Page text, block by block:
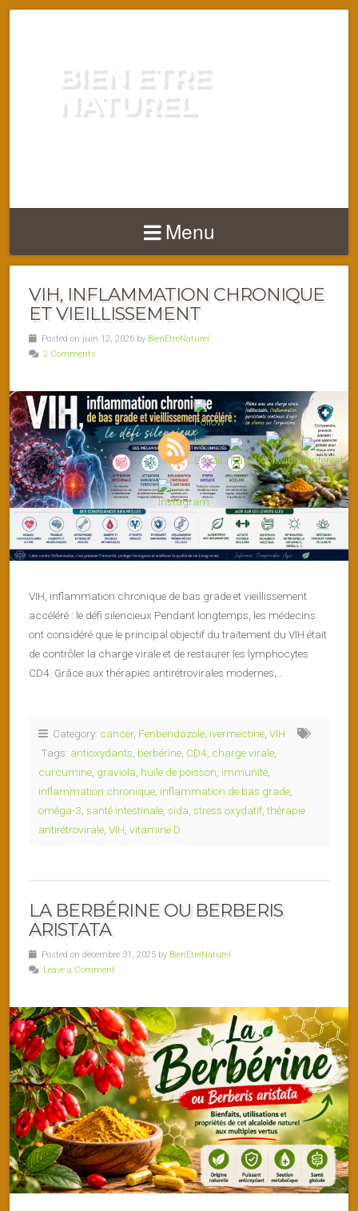
BIEN ETRE
NATUREL
Menu
VIH, INFLAMMATION CHRONIQUE
ET VIEILLISSEMENT
Posted on juin 12, 2026 by BienEtreNaturel
2 Comments
VIH, inflammation chronique de bas grade et vieillissement
accéléré : le défi silencieux Pendant longtemps, les médecins
ont considéré que le principal objectif du traitement du VIH était
de contrôler la charge virale et de restaurer les lymphocytes
CD4. Grâce aux thérapies antirétrovirales modernes,…
Category: cancer, Fenbendazole ivermectine VIH
Tags: antioxydants berbérine CD4 charge virale
curcumine graviola huile de poisson immunité
inflammation chronique inflammation de bas grade
oméga-3 santé intestinale sida stress oxydatif ,thérapie
antirétrovirale VIH vitamine D
LA BERBÉRINE OU BERBERIS
ARISTATA
Posted on décembre 31, 2025 by BienEtreNaturel
Leave a Comment